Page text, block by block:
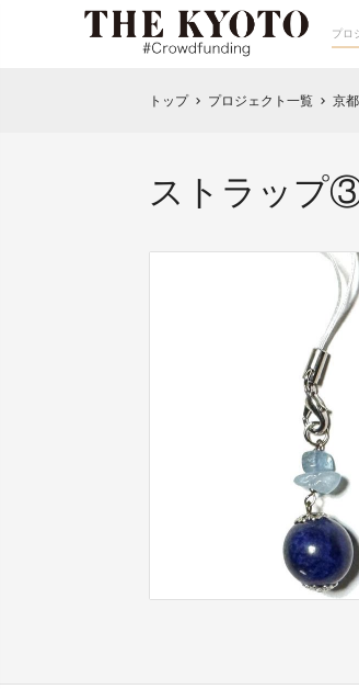
トップ chevron_right プロジェクト一覧 chevron_right 京
ストラップ